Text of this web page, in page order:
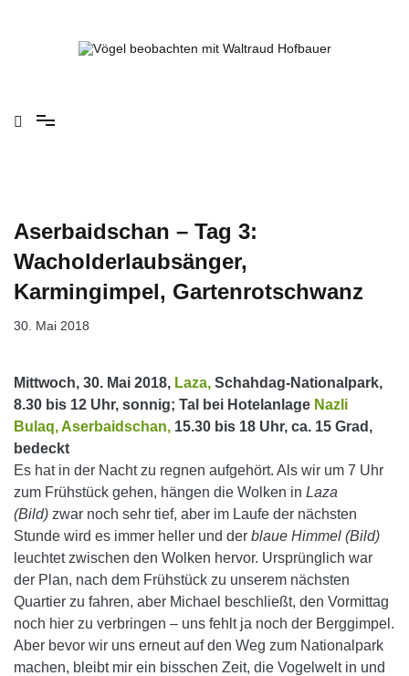
Aserbaidschan – Tag 3:
Wacholderlaubsänger,
Karmingimpel, Gartenrotschwanz
30. Mai 2018
Mittwoch, 30. Mai 2018, Laza, Schahdag-Nationalpark,
8.30 bis 12 Uhr, sonnig; Tal bei Hotelanlage Nazli
Bulaq,Aserbaidschan, 15.30 bis 18 Uhr, ca. 15 Grad,
bedeckt
Es hat in der Nacht zu regnen aufgehört. Als wir um 7 Uhr
zum Frühstück gehen, hängen die Wolken in Laza
(Bild) zwar noch sehr tief, aber im Laufe der nächsten
Stunde wird es immer heller und der blaue Himmel (Bild)
leuchtet zwischen den Wolken hervor. Ursprünglich war
der Plan, nach dem Frühstück zu unserem nächsten
Quartier zu fahren, aber Michael beschließt, den Vormittag
noch hier zu verbringen – uns fehlt ja noch der Berggimpel.
Aber bevor wir uns erneut auf den Weg zum Nationalpark
machen, bleibt mir ein bisschen Zeit, die Vogelwelt in und